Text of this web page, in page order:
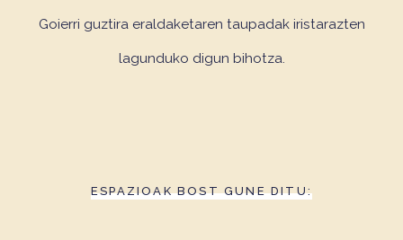
Goierri guztira eraldaketaren taupadak iristarazten
lagunduko digun bihotza.
ESPAZIOAK BOST GUNE DITU: